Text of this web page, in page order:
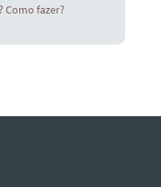
Como fazer?